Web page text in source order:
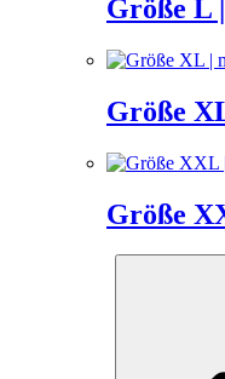
Größe L
Größe
Größe